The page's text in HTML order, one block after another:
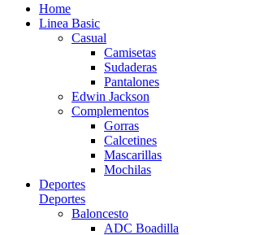
Home
Linea Basic
Casual
Camisetas
Sudaderas
Pantalones
Edwin Jackson
Complementos
Gorras
Calcetines
Mascarillas
Mochilas
Deportes
Deportes
Baloncesto
ADC Boadilla